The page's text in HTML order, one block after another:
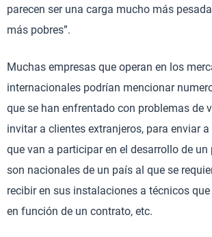
parecen ser una carga mucho más
más pobres”.
Muchas empresas que operan en los
internacionales podrían mencionar
que se han enfrentado con problemas de
invitar a clientes extranjeros, para enviar
que van a participar en el desarrollo de un
son nacionales de un país al que se
recibir en sus instalaciones a técnicos
en función de un contrato, etc.